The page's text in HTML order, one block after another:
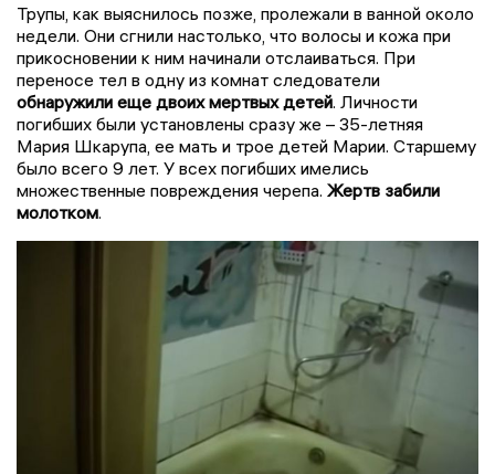
Трупы, как выяснилось позже, пролежали в ванной около
недели. Они сгнили настолько, что волосы и кожа при
прикосновении к ним начинали отслаиваться. При
переносе тел в одну из комнат следователи
обнаружили еще двоих мертвых детей. Личности
погибших были установлены сразу же – 35-летняя
Мария Шкарупа, ее мать и трое детей Марии. Старшему
было всего 9 лет. У всех погибших имелись
множественные повреждения черепа. Жертв забили
молотком.